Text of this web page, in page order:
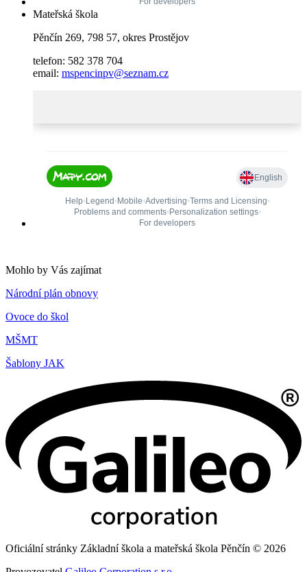
Mateřská škola
Pěnčín 269, 798 57, okres Prostějov
telefon: 582 378 704
email: mspencinpv@seznam.cz
Mohlo by Vás zajímat
Národní plán obnovy
Ovoce do škol
MŠMT
Šablony JAK
Oficiální stránky Základní škola a mateřská škola Pěnčín © 2026